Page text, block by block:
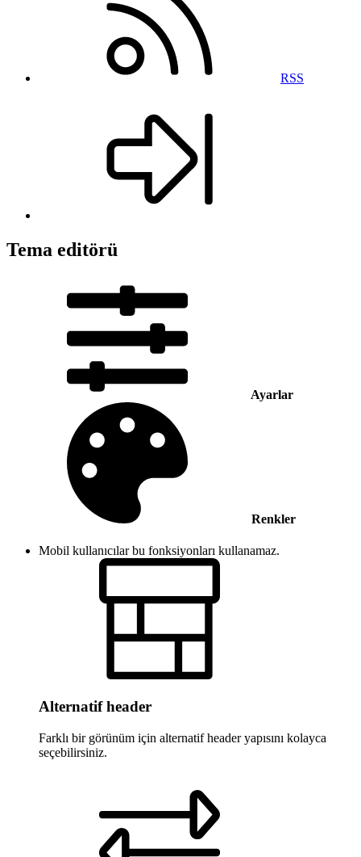
RSS
Tema editörü
Ayarlar
Renkler
Mobil kullanıcılar bu fonksiyonları kullanamaz.
Alternatif header
Farklı bir görünüm için alternatif header yapısını kolayca
seçebilirsiniz.